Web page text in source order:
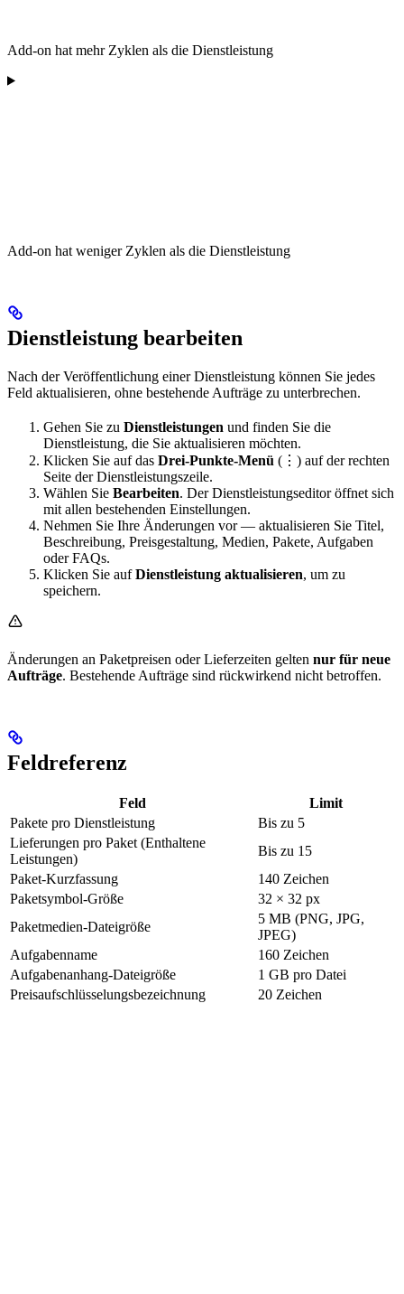
Add-on hat mehr Zyklen als die Dienstleistung
Add-on hat weniger Zyklen als die Dienstleistung
Dienstleistung bearbeiten
Nach der Veröffentlichung einer Dienstleistung können Sie jedes
Feld aktualisieren, ohne bestehende Aufträge zu unterbrechen.
Gehen Sie zu Dienstleistungen und finden Sie die
Dienstleistung, die Sie aktualisieren möchten.
Klicken Sie auf das Drei-Punkte-Menü (⋮) auf der rechten
Seite der Dienstleistungszeile.
Wählen Sie Bearbeiten. Der Dienstleistungseditor öffnet sich
mit allen bestehenden Einstellungen.
Nehmen Sie Ihre Änderungen vor — aktualisieren Sie Titel,
Beschreibung, Preisgestaltung, Medien, Pakete, Aufgaben
oder FAQs.
Klicken Sie aufDienstleistung aktualisieren, um zu
speichern.
Änderungen an Paketpreisen oder Lieferzeiten gelten nur für neue
Aufträge. Bestehende Aufträge sind rückwirkend nicht betroffen.
Feldreferenz
Feld
Limit
Pakete pro Dienstleistung
Bis zu 5
Lieferungen pro Paket (Enthaltene
Leistungen)
Bis zu 15
Paket-Kurzfassung
140 Zeichen
Paketsymbol-Größe
32 × 32 px
Paketmedien-Dateigröße
5 MB (PNG, JPG,
JPEG)
Aufgabenname
160 Zeichen
Aufgabenanhang-Dateigröße
1 GB pro Datei
Preisaufschlüsselungsbezeichnung
20 Zeichen